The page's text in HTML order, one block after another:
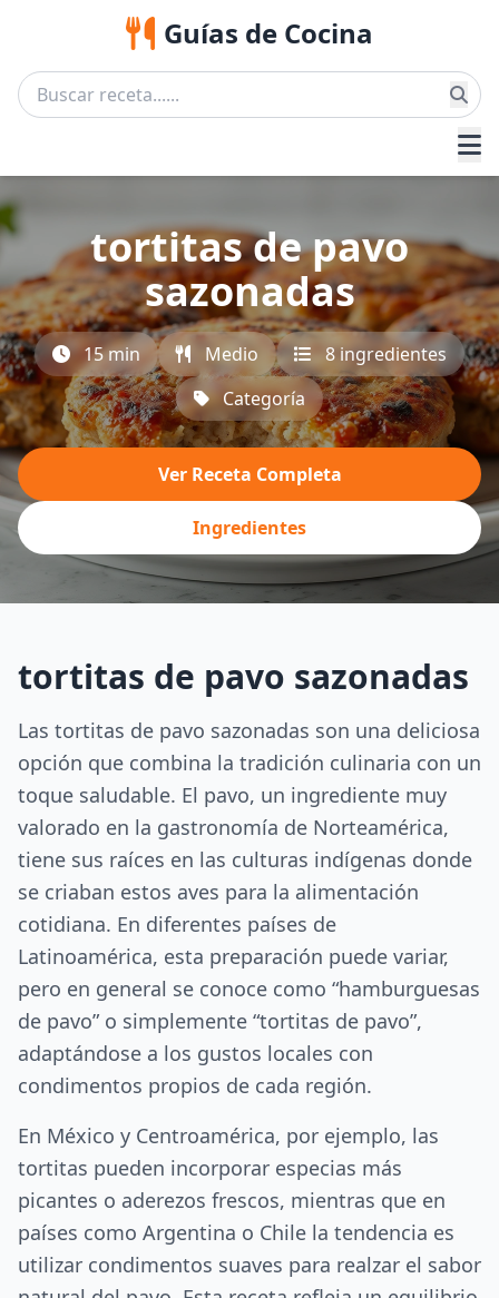
Guías de Cocina
tortitas de pavo
sazonadas
15 min Medio
8 ingredientes
Categoría
Ver Receta Completa
Ingredientes
tortitas de pavo sazonadas
Las tortitas de pavo sazonadas son una deliciosa
opción que combina la tradición culinaria con un
toque saludable. El pavo, un ingrediente muy
valorado en la gastronomía de Norteamérica,
tiene sus raíces en las culturas indígenas donde
se criaban estos aves para la alimentación
cotidiana. En diferentes países de
Latinoamérica, esta preparación puede variar,
pero en general se conoce como “hamburguesas
de pavo” o simplemente “tortitas de pavo”,
adaptándose a los gustos locales con
condimentos propios de cada región.
En México y Centroamérica, por ejemplo, las
tortitas pueden incorporar especias más
picantes o aderezos frescos, mientras que en
países como Argentina o Chile la tendencia es
utilizar condimentos suaves para realzar el sabor